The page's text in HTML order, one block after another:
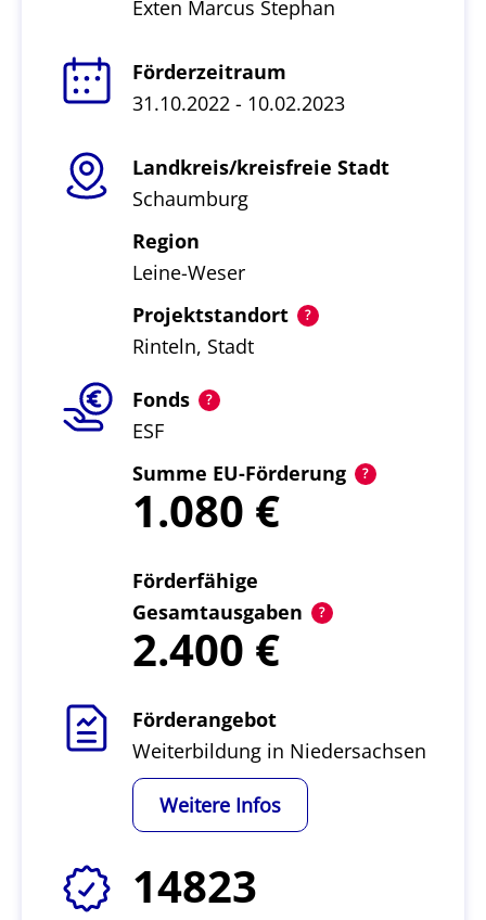
Exten Marcus Stephan
Förderzeitraum
31.10.2022 - 10.02.2023
Landkreis/kreisfreie Stadt
Schaumburg
Region
Leine-Weser
Projektstandort
Rinteln, Stadt
Fonds
ESF
Summe EU-Förderung
1.080
Förderfähige
Gesamtausgaben
2.400
Förderangebot
Weiterbildung in Niedersachsen
Weitere Infos
14823